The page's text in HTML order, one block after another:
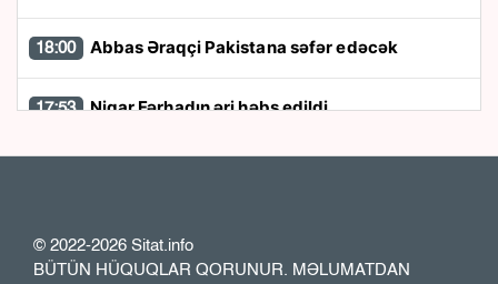
18:00 Abbas Əraqçi Pakistana səfər edəcək
17:53 Nigar Fərhadın əri həbs edildi
17:36 “Patriot” raketləri ilə bağlı rədd cavabı aldı
© 2022-2026 Sitat.info
BÜTÜN HÜQUQLAR QORUNUR. MƏLUMATDAN